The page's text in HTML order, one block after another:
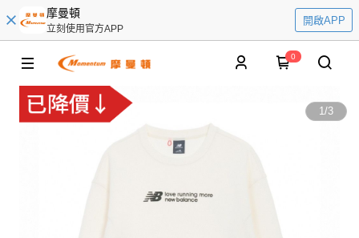
摩曼頓
立刻使用官方APP
開啟APP
0
1/3